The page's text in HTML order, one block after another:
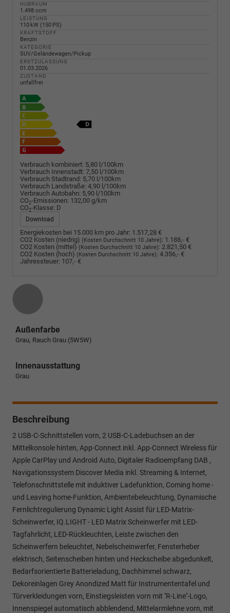
HUBRAUM
1.498 ccm
LEISTUNG
110 kW (150 PS)
KRAFTSTOFF
Benzin
KATEGORIE
SUV/Geländewagen/Pickup
ERSTZULASSUNG
01.03.2026
ZUSTAND
unfallfrei
Verbrauch kombiniert: 5,80 l/100km
Verbrauch Innenstadt: 7,50 l/100km
Verbrauch Stadtrand: 5,70 l/100km
Verbrauch Landstraße: 4,90 l/100km
Verbrauch Autobahn: 5,90 l/100km
CO2-Emissionen: 132,00 g/km
CO2-Klasse: D
Download
Energiekosten bei 15.000 km pro Jahr: 1.517,28 €
CO2 Kosten (niedrig) (Kosten Durchschnitt 10 Jahre): 1.188,- €
CO2 Kosten (mittel) (Kosten Durchschnitt 10 Jahre): 2.821,50 €
CO2 Kosten (hoch) (Kosten Durchschnitt 10 Jahre): 4.356,- €
Jahressteuer: 107,- €
Außenfarbe
Grau, Rauch Grau (5W5W)
Innenausstattung
Grau
Beschreibung
2 USB-C-Schnittstellen vorn, 2 USB-C-Ladebuchsen an der
Mittelkonsole hinten, App-Connect inkl. App-Connect Wireless für
Apple CarPlay und Android Auto, Digitaler Radioempfang DAB ,
Navigationssystem Discover Media inkl. Streaming & Internet,
Telefonschnittstelle mit induktiver Ladefunktion, Coming home -
und Leaving home-Funktion, Ambientebeleuchtung, Dynamische
Fernlichtregulierung Dynamic Light Assist für LED-Matrix-
Scheinwerfer, IQ.LIGHT - LED Matrix Scheinwerfer mit LED-
Tagfahrlicht, LED-Rückleuchten, Leiste zwischen den
Scheinwerfern beleuchtet, Nebelscheinwerfer, Fensterheber
elektrisch, Seitenscheiben hinten und Heckscheibe abgedunkelt,
Bedarfsorientierte Batterieladung, Dachhimmel schwarz,
Dekoreinlagen Grey Anondized Matt für Instrumententafel und
Türverkleidungen vorn, Einstiegsleisten vorn mit ''R-Line''-Logo,
Innenspiegel automatisch abblendend, Mittelarmlehne vorn, mit